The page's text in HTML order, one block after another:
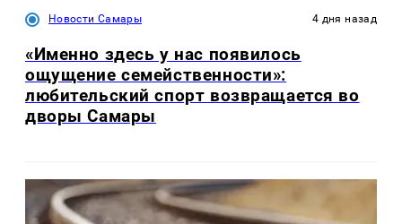
Новости Самары 4 дня назад
«Именно здесь у нас появилось
ощущение семейственности»:
любительский спорт возвращается во
дворы Самары